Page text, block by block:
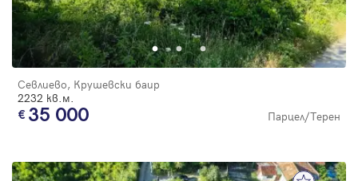
Севлиево, Крушевски баир
2232 кв.м.
35 000 Парцел/Терен